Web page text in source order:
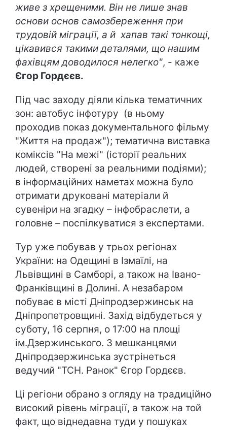
живе з хрещеними. Він не лише знав
основи основ самозбереження при
трудовій міграції, а й хапав такі тонкощі,
цікавився такими деталями, що нашим
фахівцям доводилося нелегко", - каже
Єгор Гордєєв.
Під час заходу діяли кілька тематичних
зон: автобус інфотуру (в ньому
проходив показ документального фільму
"Життя на продаж"); тематична виставка
коміксів "На межі" (історії реальних
людей, створені за реальними подіями);
в інформаційних наметах можна було
отримати друковані матеріали й
сувеніри на згадку – інфобраслети, а
головне – поспілкуватися з експертами.
Тур уже побував у трьох регіонах
України: на Одещині в Ізмаїлі, на
Львівщині в Самборі, а також на Івано-
Франківщині в Долині. А незабаром
побуває в місті Дніпродзержинськ на
Дніпропетровщині. Захід відбудеться у
суботу, 16 серпня, о 17:00 на площі
ім.Дзержинського. З мешканцями
Дніпродзержинська зустрінеться
ведучий "ТСН. Ранок" Єгор Гордєєв.
Ці регіони обрано з огляду на традиційно
високий рівень міграції, а також на той
факт, що віднедавна туди у пошуках